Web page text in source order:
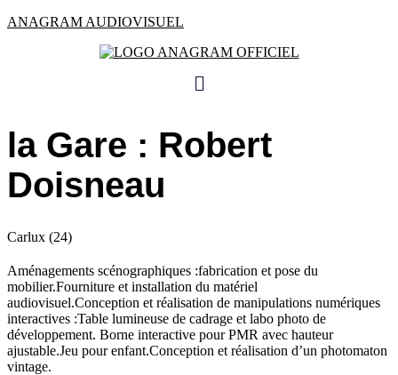
Skip
ANAGRAM AUDIOVISUEL
Menu
la Gare : Robert
Doisneau
Carlux (24)
Aménagements scénographiques :fabrication et pose du
mobilier.Fourniture et installation du matériel
audiovisuel.Conception et réalisation de manipulations numériques
interactives :Table lumineuse de cadrage et labo photo de
développement. Borne interactive pour PMR avec hauteur
ajustable.Jeu pour enfant.Conception et réalisation d’un photomaton
vintage.